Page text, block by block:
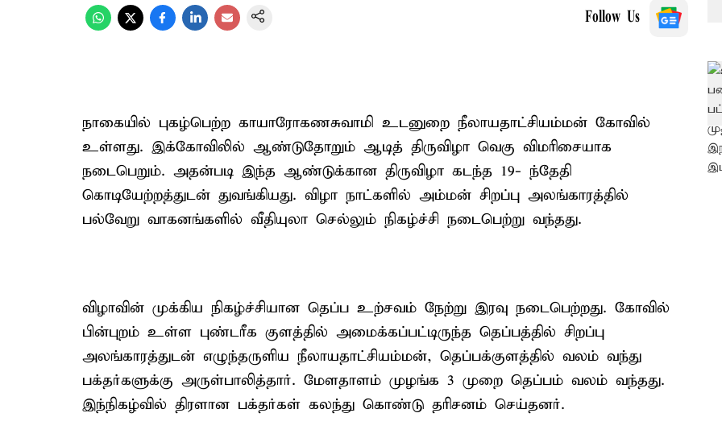
Follow Us
நாகையில் புகழ்பெற்ற காயாரோகணசுவாமி உடனுறை நீலாயதாட்சியம்மன் கோவில்
உள்ளது. இக்கோவிலில் ஆண்டுதோறும் ஆடித் திருவிழா வெகு விமரிசையாக
நடைபெறும். அதன்படி இந்த ஆண்டுக்கான திருவிழா கடந்த 19- ந்தேதி
கொடியேற்றத்துடன் துவங்கியது. விழா நாட்களில் அம்மன் சிறப்பு அலங்காரத்தில்
பல்வேறு வாகனங்களில் வீதியுலா செல்லும் நிகழ்ச்சி நடைபெற்று வந்தது.
விழாவின் முக்கிய நிகழ்ச்சியான தெப்ப உற்சவம் நேற்று இரவு நடைபெற்றது. கோவில்
பின்புறம் உள்ள புண்டரீக குளத்தில் அமைக்கப்பட்டிருந்த தெப்பத்தில் சிறப்பு
அலங்காரத்துடன் எழுந்தருளிய நீலாயதாட்சியம்மன், தெப்பக்குளத்தில் வலம் வந்து
பக்தர்களுக்கு அருள்பாலித்தார். மேளதாளம் முழங்க 3 முறை தெப்பம் வலம் வந்தது.
இந்நிகழ்வில் திரளான பக்தர்கள் கலந்து கொண்டு தரிசனம் செய்தனர்.